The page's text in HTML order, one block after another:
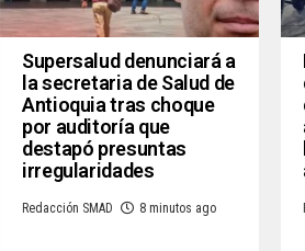
Supersalud denunciará a
la secretaria de Salud de
Antioquia tras choque
por auditoría que
destapó presuntas
irregularidades
Redacción SMAD 8 minutos ago